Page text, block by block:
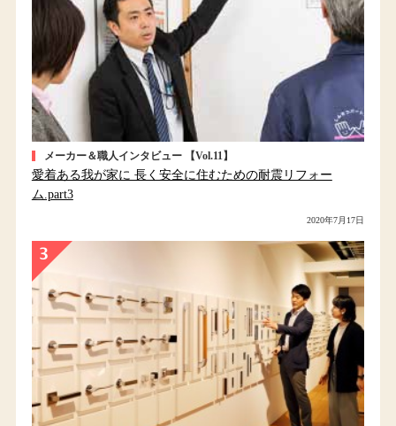
メーカー＆職人インタビュー 【Vol.11】
愛着ある我が家に 長く安全に住むための耐震リフォー
ム.part3
2020年7月17日